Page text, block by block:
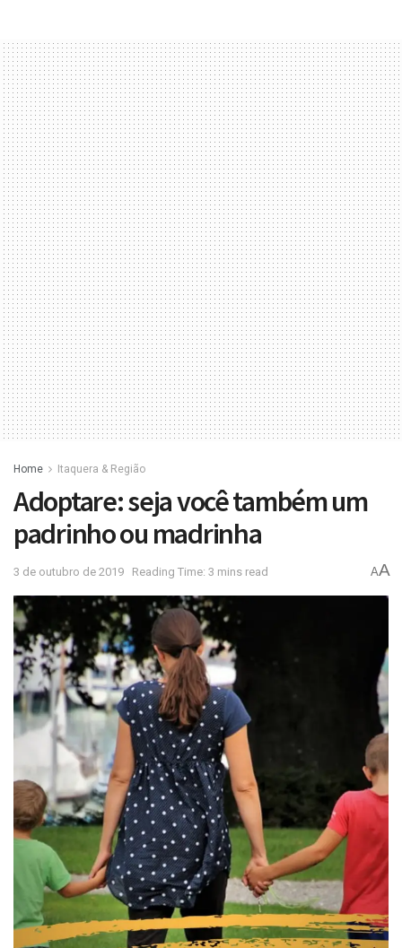
Home Itaquera & Região
Adoptare: seja você também um
padrinho ou madrinha
3 de outubro de 2019 Reading Time: 3 mins read AA